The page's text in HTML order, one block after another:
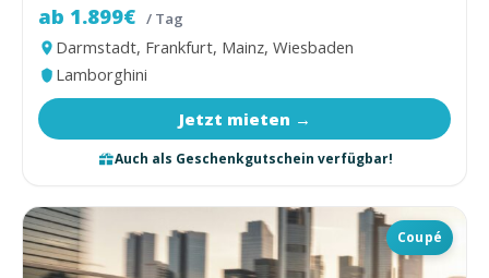
ab 1.899€ / Tag
Darmstadt, Frankfurt, Mainz, Wiesbaden
Lamborghini
Jetzt mieten →
Auch als Geschenkgutschein verfügbar!
Coupé